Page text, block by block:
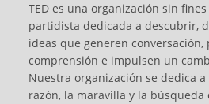
TED es una organización sin
partidista dedicada a descubrir,
ideas que generen
comprensión e impulsen un
Nuestra organización se dedica
razón, la maravilla y la